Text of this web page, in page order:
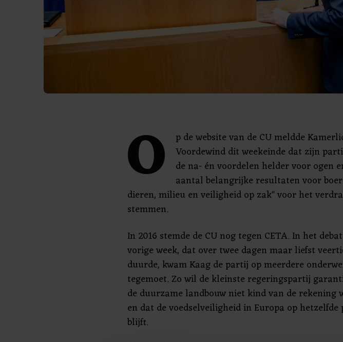
O
p de website van de CU meldde
Voordewind dit weekeinde dat zijn
de na- én voordelen helder voor ogen
aantal belangrijke resultaten voor
dieren, milieu en veiligheid op zak" voor het
stemmen.
In 2016 stemde de CU nog tegen CETA. In het
vorige week, dat over twee dagen maar liefst
duurde, kwam Kaag de partij op meerdere
tegemoet. Zo wil de kleinste regeringspartij
de duurzame landbouw niet kind van de rekening
en dat de voedselveiligheid in Europa op hetzelfde
blijft.